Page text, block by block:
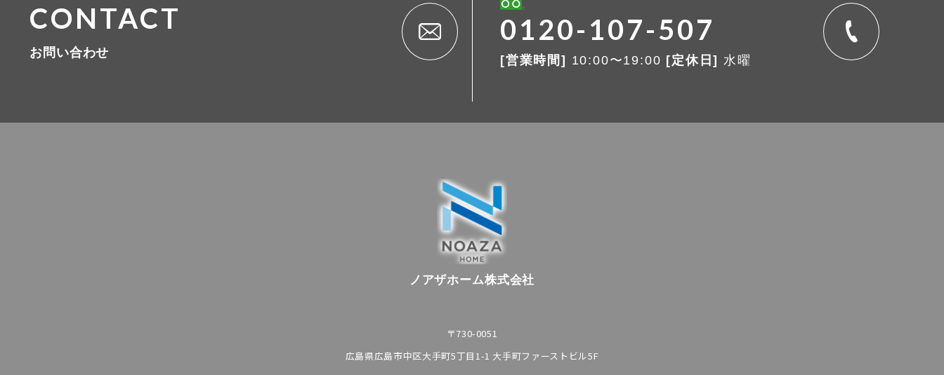
CONTACT
お問い合わせ
0120-107-507
[営業時間] 10:00〜19:00 [定休日] 水曜
ノアザホーム株式会社
〒730-0051
広島県広島市中区大手町5丁目1-1 大手町ファーストビル5F